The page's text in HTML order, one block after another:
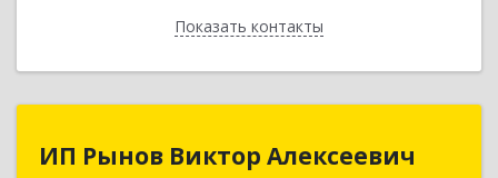
Показать контакты
Назад
ИП Рынов Виктор Алексеевич